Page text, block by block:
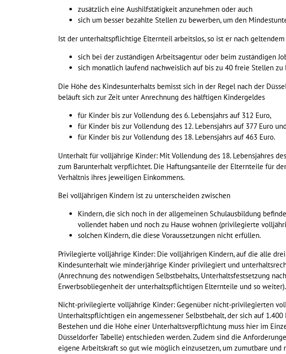
zusätzlich eine Aushilfstätigkeit anzunehmen oder auch
sich um besser bezahlte Stellen zu bewerben, um den
Ist der unterhaltspflichtige Elternteil arbeitslos, so ist er nach
sich bei der zuständigen Arbeitsagentur oder beim zuständigen
sich monatlich laufend nachweislich auf bis zu 40 freie Stellen zu
Die Höhe des Kindesunterhalts bemisst sich in der Regel nach der
beläuft sich zur Zeit unter Anrechnung des hälftigen Kindergeldes
für Kinder bis zur Vollendung des 6. Lebensjahrs auf 312 Euro,
für Kinder bis zur Vollendung des 12. Lebensjahrs auf 377 Euro und
für Kinder bis zur Vollendung des 18. Lebensjahrs auf 463 Euro.
Unterhalt für volljährige Kinder: Mit Vollendung des 18. Lebensjahres
zum Barunterhalt verpflichtet. Die Haftungsanteile der Elternteile für
Verhältnis ihres jeweiligen Einkommens.
Bei volljährigen Kindern ist zu unterscheiden zwischen
Kindern, die sich noch in der allgemeinen Schulausbildung
vollendet haben und noch zu Hause wohnen (privilegierte
solchen Kindern, die diese Voraussetzungen nicht erfüllen.
Privilegierte volljährige Kinder: Die volljährigen Kindern, auf die alle
Kindesunterhalt wie minderjährige Kinder privilegiert und
(Anrechnung des notwendigen Selbstbehalts, Unterhaltsfestsetzung
Erwerbsobliegenheit der unterhaltspflichtigen Elternteile und so weiter).
Nicht-privilegierte volljährige Kinder: Gegenüber nicht-privilegierten
Unterhaltspflichtigen ein angemessener Selbstbehalt, der sich auf 1.400
Bestehen und die Höhe einer Unterhaltsverpflichtung muss hier im
Düsseldorfer Tabelle) entschieden werden. Zudem sind die
eigene Arbeitskraft so gut wie möglich einzusetzen, um zumutbare